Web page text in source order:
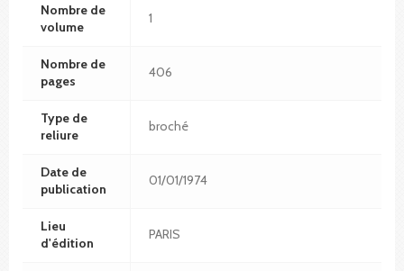
Nombre de
volume
1
Nombre de
pages
406
Type de
reliure
broché
Date de
publication
01/01/1974
Lieu
d'édition
PARIS